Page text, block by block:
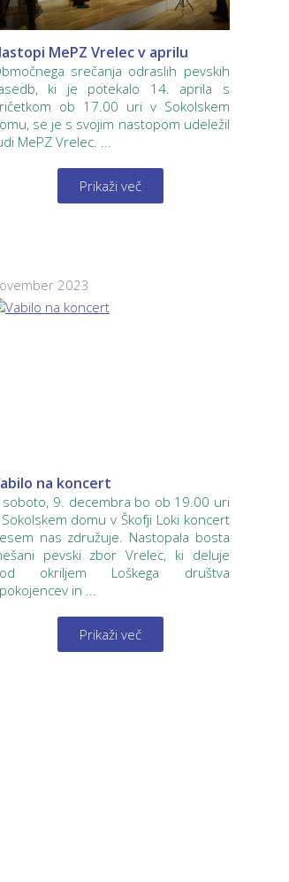
MePZ Vrelec v aprilu
srečanja odraslih pevskih
ki je potekalo 14. aprila s
ob 17.00 uri v Sokolskem
se je s svojim nastopom udeležil
MePZ Vrelec. ...
Prikaži več
2023
na koncert
soboto, 9. decembra bo ob 19.00 uri
domu v Škofji Loki koncert
nas združuje. Nastopala bosta
pevski zbor Vrelec, ki deluje
okriljem Loškega društva
in ...
Prikaži več